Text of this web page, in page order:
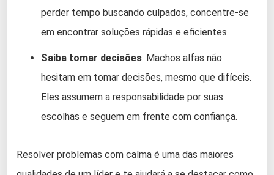
perder tempo buscando culpados, concentre-se
em encontrar soluções rápidas e eficientes.
Saiba tomar decisões: Machos alfas não
hesitam em tomar decisões, mesmo que difíceis.
Eles assumem a responsabilidade por suas
escolhas e seguem em frente com confiança.
Resolver problemas com calma é uma das maiores